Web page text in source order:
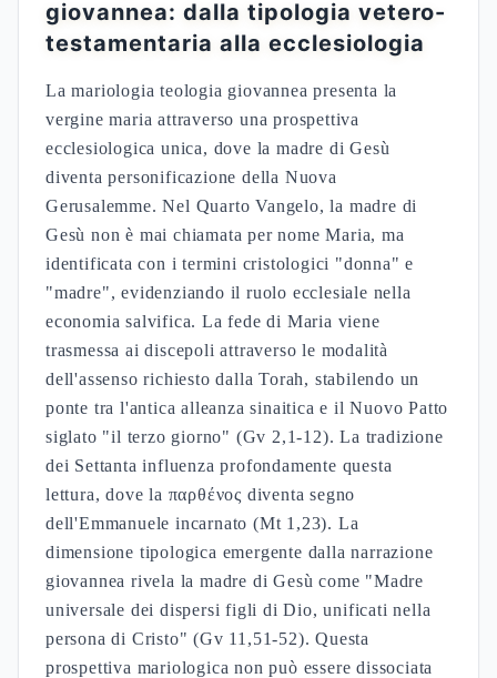
Sinottica
Cooperazione
salvifica
Maria di
Nazaret
Ancilla
Domini
Cirilliana Theotokos Madre di Dio
L'influenza della mariologia teologia giovannea
sulla tradizione successiva emerge nella
formulazione del titolo Θεοτόκος. Cirillo di
Alessandria sviluppa la dottrina della maternità
divina partendo dalla base giovannea della
"Donna" che genera il Logos incarnato. La vergine
maria, come personificazione della Nuova
Gerusalemme, anticipa le definizioni conciliari
sulla maternità divina e la mediazione ecclesiale.
La tradizione patristica riconosce in Maria la "figlia
di Sion" (Lc 1,39-45), dove la Visitazione a
Elisabetta manifesta la presenza del Signore nel
grembo della vergine, confermando la profezia
isaiana della παρθένος che concepisce
l'Emmanuele.
FONTI: